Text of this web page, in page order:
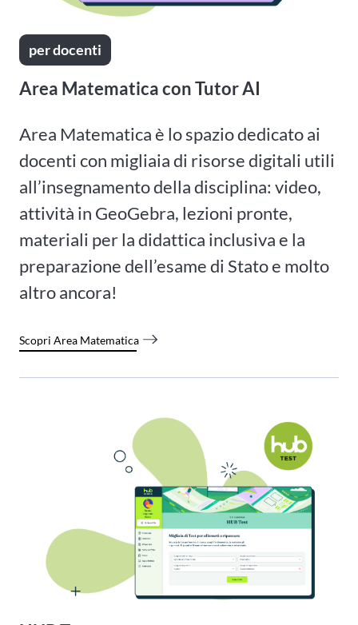
per docenti
Area Matematica con Tutor AI
Area Matematica è lo spazio dedicato ai
docenti con migliaia di risorse digitali utili
all’insegnamento della disciplina: video,
attività in GeoGebra, lezioni pronte,
materiali per la didattica inclusiva e la
preparazione dell’esame di Stato e molto
altro ancora!
Scopri Area Matematica